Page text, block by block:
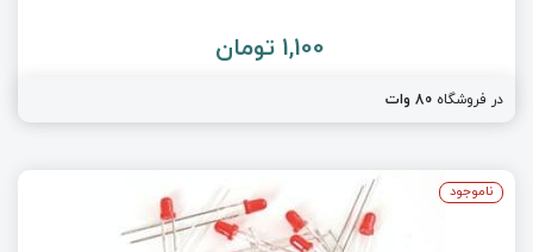
1,100 تومان
در فروشگاه 80 وات
ناموجود